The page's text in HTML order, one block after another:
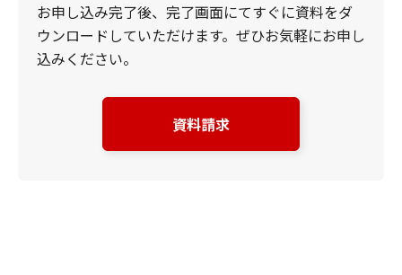
お申し込み完了後、完了画面にてすぐに資料をダ
ウンロードしていただけます。ぜひお気軽にお申し
込みください。
資料請求